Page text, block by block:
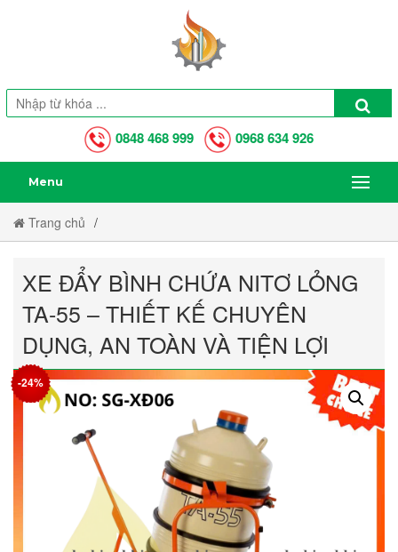
0848 468 999 0968 634 926
Menu
Trang chủ
Xe Đẩy Bình Chứa Nitơ Lỏng Ta-55 – Thiết Kế Chuyên Dụng, An
XE ĐẨY BÌNH CHỨA NITƠ LỎNG
TA-55 – THIẾT KẾ CHUYÊN
DỤNG, AN TOÀN VÀ TIỆN LỢI
-24%